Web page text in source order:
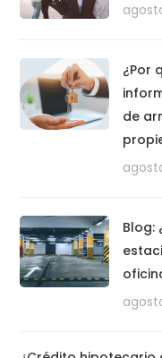
¿Por
de
Blog: